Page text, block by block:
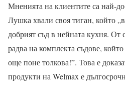
Мненията на клиентите са най-
Лушка хвали своя тиган, който
добрият съд в нейната кухня. От
радва на комплекта съдове,
още поне толкова!”. Това е
продукти на Welmax е